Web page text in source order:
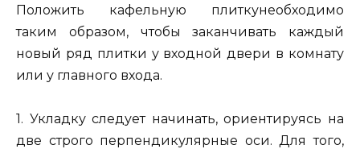
Положить кафельную плиткунеобходимо
таким образом, чтобы заканчивать каждый
новый ряд плитки у входной двери в комнату
или у главного входа.
1. Укладку следует начинать, ориентируясь на
две строго перпендикулярные оси. Для того,